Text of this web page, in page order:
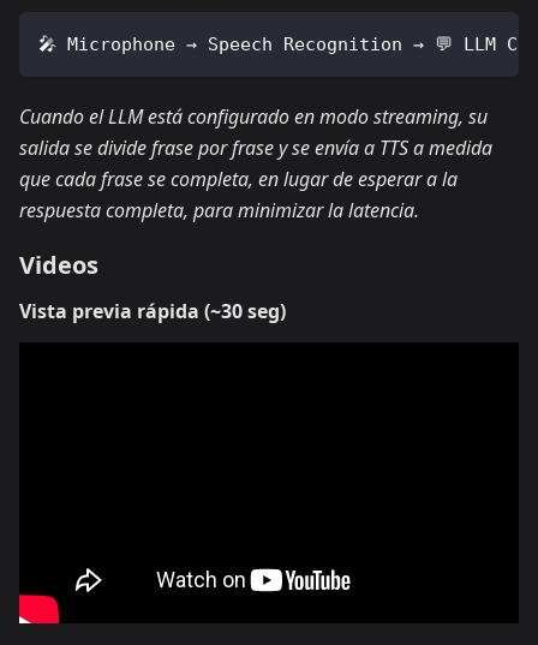
🎤 Microphone → Speech Recognition → 💬 LLM
Cuando el LLM está configurado en modo streaming, su
salida se divide frase por frase y se envía a TTS a medida
que cada frase se completa, en lugar de esperar a la
respuesta completa, para minimizar la latencia.
Videos
Vista previa rápida (~30 seg)